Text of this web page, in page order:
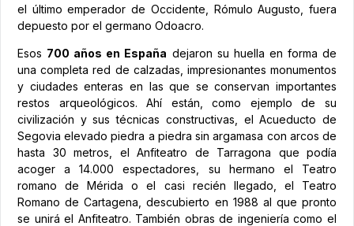
el último emperador de Occidente, Rómulo Augusto, fuera
depuesto por el germano Odoacro.
Esos 700 años en España dejaron su huella en forma de
una completa red de calzadas, impresionantes monumentos
y ciudades enteras en las que se conservan importantes
restos arqueológicos. Ahí están, como ejemplo de su
civilización y sus técnicas constructivas, el Acueducto de
Segovia elevado piedra a piedra sin argamasa con arcos de
hasta 30 metros, el Anfiteatro de Tarragona que podía
acoger a 14.000 espectadores, su hermano el Teatro
romano de Mérida o el casi recién llegado, el Teatro
Romano de Cartagena, descubierto en 1988 al que pronto
se unirá el Anfiteatro. También obras de ingeniería como el